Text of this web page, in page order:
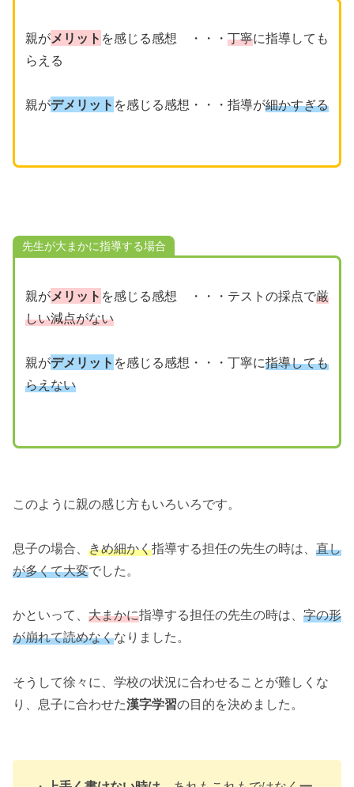
親がメリット を感じる感想 ・・・ 丁寧に指導しても
らえる
親がデメリット を感じる感想・・・指導が細かすぎる
先生が大まかに指導する場合
親がメリット を感じる感想 ・・・テストの採点で厳
しい減点がない
親がデメリット を感じる感想・・・丁寧に指導しても
らえない
このように親の感じ方もいろいろです。
息子の場合、 きめ細かく指導する担任の先生の時は、 直し
が多くて大変でした。
かといって、 大まかに指導する担任の先生の時は、 字の形
が崩れて読めなくなりました。
そうして徐々に、学校の状況に合わせることが難しくな
り、息子に合わせた漢字学習の目的を決めました。